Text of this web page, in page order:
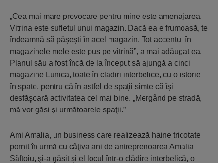
„Cea mai mare provocare pentru mine este amenajarea.
Vitrina este sufletul unui magazin. Dacă ea e frumoasă, te
îndeamnă să păşeşti în acel magazin. Tot accentul în
magazinele mele este pus pe vitrină”, a mai adăugat ea.
Planul său a fost încă de la început să ajungă a cinci
magazine Lunica, toate în clădiri interbelice, cu o istorie
în spate, pentru că în astfel de spaţii simte că îşi
desfăşoară activitatea cel mai bine. „Mergând pe stradă,
mă vor găsi şi următoarele spaţii.”
Ami Amalia, un business care realizează haine tricotate
pornit în urmă cu câţiva ani de antreprenoarea Amalia
Săftoiu, şi-a găsit şi el locul într-o clădire interbelică, o